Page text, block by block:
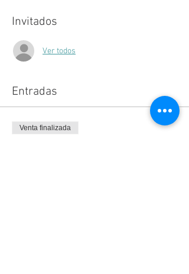
Invitados
Ver todos
Entradas
Venta finalizada